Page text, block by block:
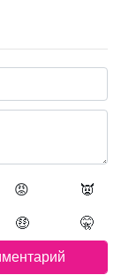
😡 👿
🤑 🤫